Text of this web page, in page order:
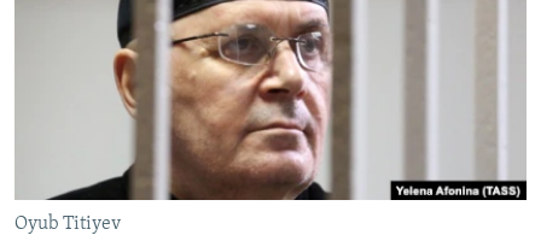
Українською
QOŞULIÑIZ!
Oyub Titiyev